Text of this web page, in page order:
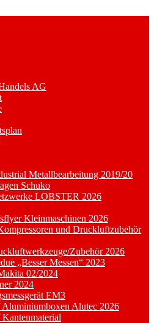
AG
Metallbearbeitung 2019/20
Schuko
LOBSTER 2026
Kleinmaschinen 2026
und Druckluftzubehör
Zubehör 2026
„Besser Messen“ 2023
02/2024
2024
EM3
Alutec 2026